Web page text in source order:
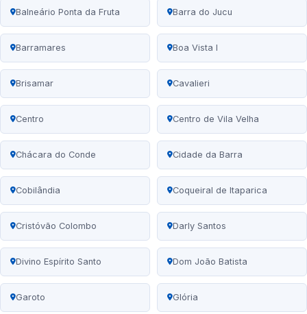
Balneário Ponta da Fruta Barra do Jucu
Barramares Boa Vista I
Brisamar Cavalieri
Centro Centro de Vila Velha
Chácara do Conde Cidade da Barra
Cobilândia Coqueiral de Itaparica
Cristóvão Colombo Darly Santos
Divino Espírito Santo Dom João Batista
Garoto Glória